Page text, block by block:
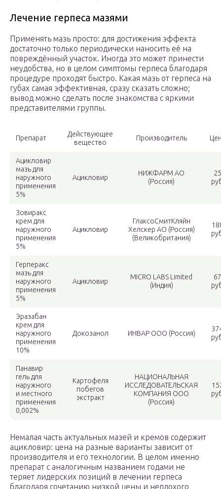
Лечение герпеса мазями
Применять мазь просто: для достижения эффекта
достаточно только периодически наносить её на
повреждённый участок. Иногда это может принести
неудобства, но в целом симптомы герпеса благодаря
процедуре проходят быстро. Какая мазь от герпеса на
губах самая эффективная, сразу сказать сложно;
вывод можно сделать после знакомства с яркими
представителями группы.
Препарат
Действующее
вещество
Производитель
Ацикловир
мазь для
наружного
применения
5%
Ацикловир
НИЖФАРМ АО
(Россия)
25
Зовиракс
крем для
наружного
применения
5%
Ацикловир
ГлаксоСмитКляйн
Хелскер АО (Россия)
(Великобритания)
Герперакс
мазь для
наружного
применения
5%
Ацикловир
MICRO LABS Limited
(Индия)
67
Эразабан
крем для
наружного
применения
10%
Докозанол ИНВАР ООО (Россия)
Панавир
гель для
наружного
и местного
применения
0,002%
Картофеля
побегов
экстракт
НАЦИОНАЛЬНАЯ
ИССЛЕДОВАТЕЛЬСКАЯ
КОМПАНИЯ ООО
(Россия)
Немалая часть актуальных мазей и кремов содержит
ацикловир: цена на разные варианты зависит от
производителя и его технологии. В целом именно
препарат с аналогичным названием годами не
теряет лидерских позиций в лечении герпеса
благодаря сочетанию низкой цены и неплохого